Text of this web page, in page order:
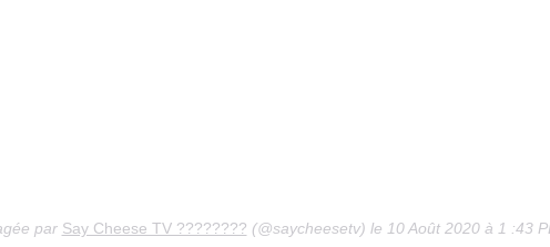
par Say Cheese TV ???????? (@saycheesetv) le 10 Août 2020 à 1 :43